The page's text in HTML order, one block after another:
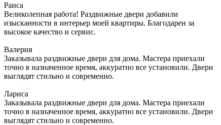
Раиса
Великолепная работа! Раздвижные двери добавили
изысканности в интерьер моей квартиры. Благодарен за
высокое качество и сервис.
Валерия
Заказывала раздвижные двери для дома. Мастера приехали
точно в назначенное время, аккуратно все установили. Двери
выглядят стильно и современно.
Лариса
Заказывала раздвижные двери для дома. Мастера приехали
точно в назначенное время, аккуратно все установили. Двери
выглядят стильно и современно.